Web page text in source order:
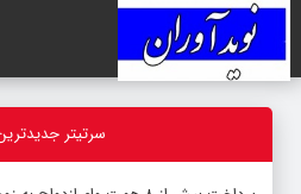
سرتیتر